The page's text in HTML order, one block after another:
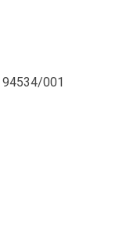
94534/001